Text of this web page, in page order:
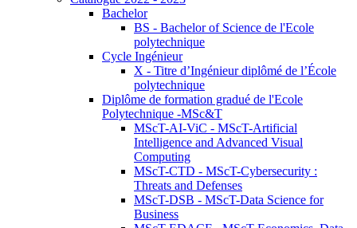
Bachelor
BS - Bachelor of Science de l'Ecole
polytechnique
Cycle Ingénieur
X - Titre d’Ingénieur diplômé de l’École
polytechnique
Diplôme de formation gradué de l'Ecole
Polytechnique -MSc&T
MScT-AI-ViC - MScT-Artificial
Intelligence and Advanced Visual
Computing
MScT-CTD - MScT-Cybersecurity :
Threats and Defenses
MScT-DSB - MScT-Data Science for
Business